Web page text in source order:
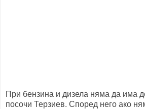
При бензина и дизела няма да има
посочи Терзиев. Според него ако